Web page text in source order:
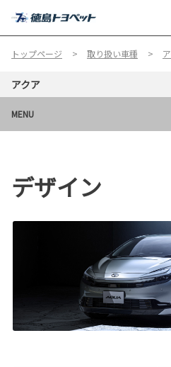
トップページ 取り扱い車種
アクア
MENU
デザイン